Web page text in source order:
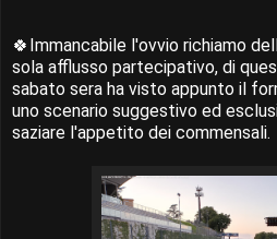
🍀Immancabile l'ovvio richiamo
sola afflusso partecipativo, di
sabato sera ha visto appunto il
uno scenario suggestivo ed
saziare l'appetito dei commensali.